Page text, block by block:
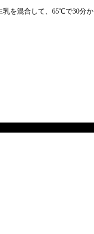
を混合して、65℃で30分